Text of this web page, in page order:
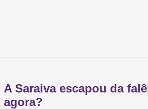
A Saraiva escapou da
agora?